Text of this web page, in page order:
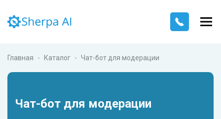
Главная Каталог Чат-бот для модерации
Чат-бот для модерации